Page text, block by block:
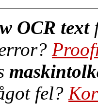
OCR text
fel?